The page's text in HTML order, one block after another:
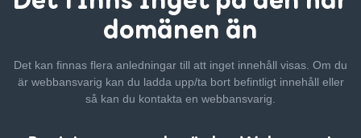
domänen än
Det kan finnas flera anledningar till att inget innehåll visas. Om du
är webbansvarig kan du ladda upp/ta bort befintligt innehåll eller
så kan du kontakta en webbansvarig.